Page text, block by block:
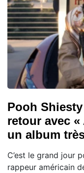
Pooh
retour avec
un album
C’est le grand jour
rappeur américain